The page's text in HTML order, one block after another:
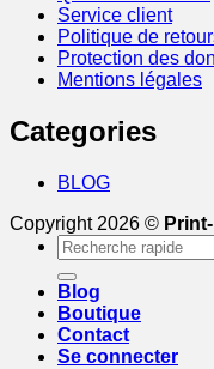
Service client
Politique de
Protection des
Mentions légales
Categories
BLOG
Copyright 2026 ©
Recherche
pour :
Blog
Boutique
Contact
Se connecter